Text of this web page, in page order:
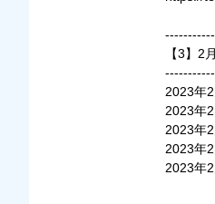
【3】2
2023年
2023年
2023年
2023年
2023年